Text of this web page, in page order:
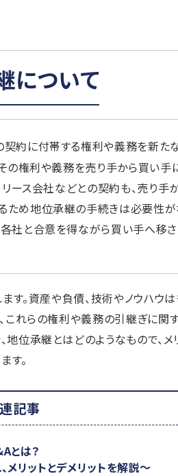
について
約に付帯する権利や義務を新た
の権利や義務を売り手から買い手
ース会社などとの契約も、売り
め地位承継の手続きは必要性
社と合意を得ながら買い手へ移
。資産や負債、技術やノウハウは
れらの権利や義務の引継ぎに関す
地位承継とはどのようなもので、メ
す。
記事
とは？
リットとデメリットを解説～